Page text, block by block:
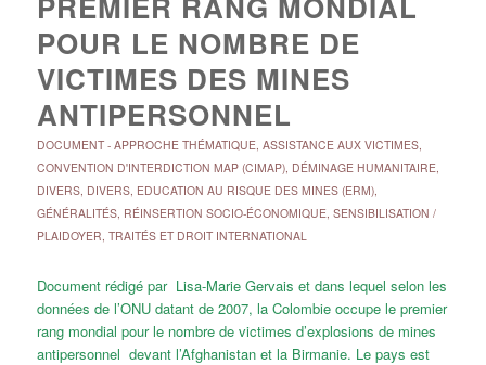
POUR LE NOMBRE DE
VICTIMES DES MINES
ANTIPERSONNEL
DOCUMENT- APPROCHE THÉMATIQUE, ASSISTANCE AUX VICTIMES,
CONVENTION D'INTERDICTION MAP (CIMAP), DÉMINAGE HUMANITAIRE,
DIVERS, DIVERS, EDUCATION AU RISQUE DES MINES (ERM),
GÉNÉRALITÉS, RÉINSERTION SOCIO-ÉCONOMIQUE, SENSIBILISATION /
PLAIDOYER, TRAITÉS ET DROIT INTERNATIONAL
Document rédigé par Lisa-Marie Gervais et dans lequel selon les
données de l’ONU datant de 2007, la Colombie occupe le premier
rang mondial pour le nombre de victimes d’explosions de mines
antipersonnel devant l’Afghanistan et la Birmanie. Le pays est